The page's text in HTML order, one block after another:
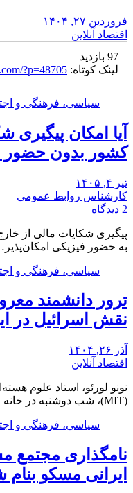
فروردین ۲۷, ۱۴۰۴
اقتصاد آنلاین
97 بازدید
لینک کوتاه: ?p=48705
سیاسی، فرهنگی و
آیا امکان پیگیری
کشور بدون حضور
تیر ۴, ۱۴۰۵
کارشناس روابط عمومی
2 دیدگاه
پیگیری شکایات مالی از
به حضور فیزیکی
سیاسی، فرهنگی و
ترور دانشمند
نقش اسرائیل در
آذر ۲۶, ۱۴۰۴
اقتصاد آنلاین
نونو لورئو، استاد علوم
(MIT)، شب دوشنبه در خانه خود در…
سیاسی، فرهنگی و
نامگذاری مجتمع
ایرانی مسکو بنام